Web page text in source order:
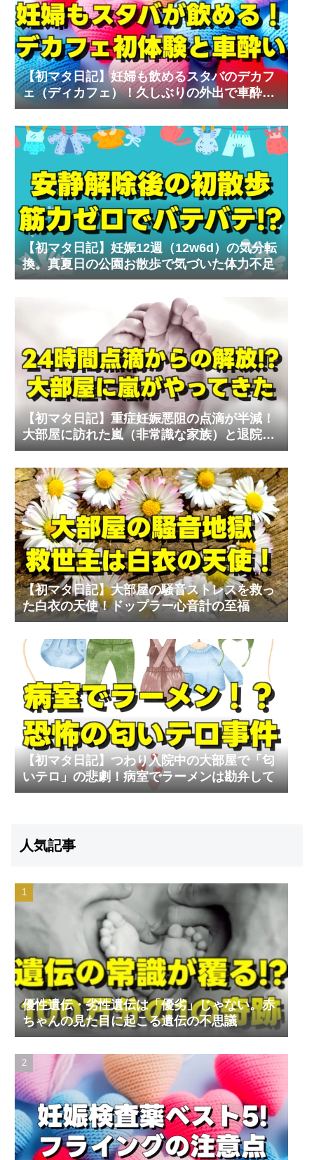
【初マタ日記】妊婦も飲めるスタバのデカフ
ェ（ディカフェ）！久しぶりの外出で車酔い
の試練
【初マタ日記】妊娠12週（12w6d）の気分転
換。真夏日の公園お散歩で気づいた体力不足
【初マタ日記】重症妊娠悪阻の点滴が半減！
大部屋に訪れた嵐（非常識な家族）と退院の
リアル
【初マタ日記】大部屋の騒音ストレスを救っ
た白衣の天使！ドップラー心音計の至福
【初マタ日記】つわり入院中の大部屋で「匂
いテロ」の悲劇！病室でラーメンは勘弁して
人気記事
優性遺伝・劣性遺伝は「優劣」じゃない。赤
ちゃんの見た目に起こる遺伝の不思議